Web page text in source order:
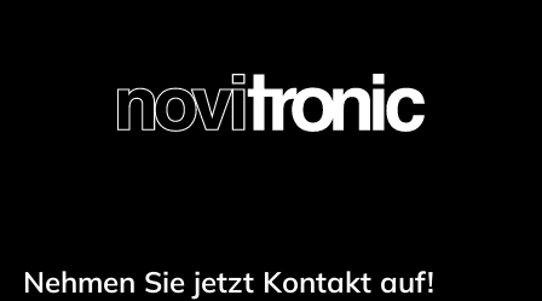
Footer navigation
Nehmen Sie jetzt Kontakt auf!